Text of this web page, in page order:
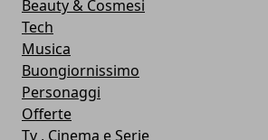
Beauty & Cosmesi
Tech
Musica
Buongiornissimo
Personaggi
Offerte
Tv , Cinema e Serie